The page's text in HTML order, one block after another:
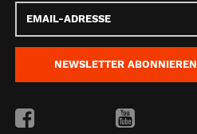
Email-
Adresse
NEWSLETTER ABONNIEREN